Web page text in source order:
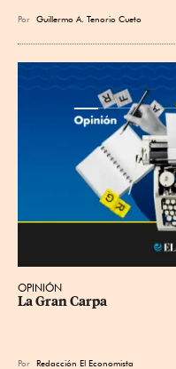
Por Guillermo A. Tenorio Cueto
OPINIÓN
La Gran Carpa
Por Redacción El Economista